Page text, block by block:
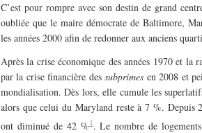
C’est pour rompre avec son destin de grand
oubliée que le maire démocrate de Baltimore,
les années 2000 afin de redonner aux anciens
Après la crise économique des années 1970 et
par la crise financière dessubprimes en 2008 et
mondialisation. Dès lors, elle cumule les
alors que celui du Maryland reste à 7 %.
ont diminué de 42 %1. Le nombre de